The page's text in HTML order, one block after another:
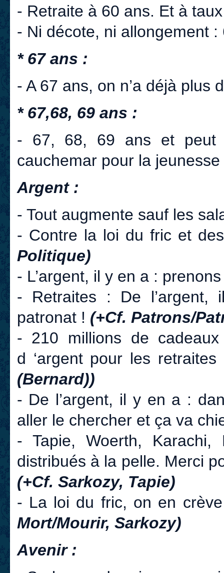
- Retraite à 60 ans. Et à
- Ni décote, ni allongement
* 67 ans :
- A 67 ans, on n’a déjà plus
* 67,68, 69 ans :
- 67, 68, 69 ans et peut
cauchemar pour la
Argent :
- Tout augmente sauf les
- Contre la loi du fric et
Politique)
- L’argent, il y en a :
- Retraites : De
patronat ! (+Cf. Patrons/
- 210 millions de
d ‘argent pour les
(Bernard))
- De l’argent, il y en a :
aller le chercher et ça va
- Tapie, Woerth, Karachi,
distribués à la pelle. Merci
(+Cf. Sarkozy, Tapie)
- La loi du fric, on en
Mort/Mourir, Sarkozy)
Avenir :